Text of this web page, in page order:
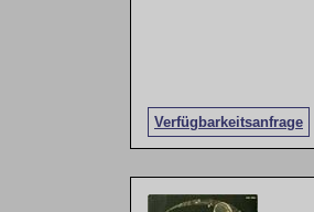
Verfügbarkeitsanfrage